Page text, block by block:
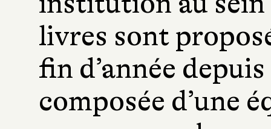
livres sont
fin d’année
composée d’une